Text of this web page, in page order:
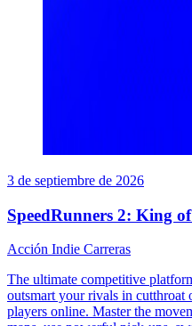
3 de septiembre de 2026
SpeedRunners 2: King of
Acción Indie Carreras
The ultimate competitive
outsmart your rivals in cutthroat
players online. Master the